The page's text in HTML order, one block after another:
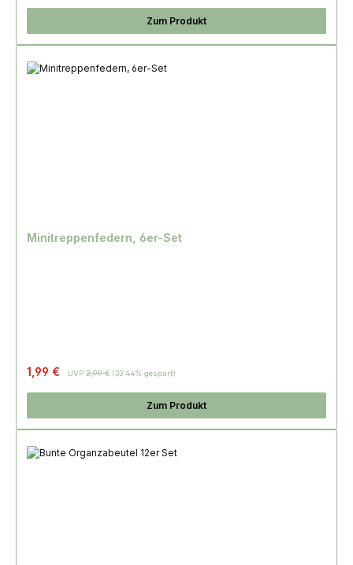
Zum Produkt
Minitreppenfedern, 6er-Set
1,99 € UVP 2,99 € (33.44% gespart)
Zum Produkt